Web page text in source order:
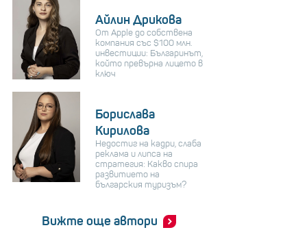
Айлин Дрикова
От Apple до собствена
компания със $100 млн.
инвестиции: Българинът,
който превърна лицето в
ключ
Борислава
Кирилова
Недостиг на кадри, слаба
реклама и липса на
стратегия: Какво спира
развитието на
българския туризъм?
Вижте още автори